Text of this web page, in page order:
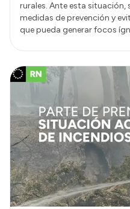
rurales. Ante esta situación,
medidas de prevención y
que pueda generar focos